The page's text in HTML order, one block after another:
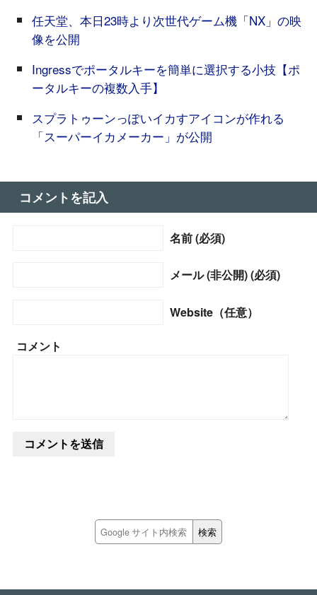
任天堂、本日23時より次世代ゲーム機「NX」の映
像を公開
Ingressでポータルキーを簡単に選択する小技【ポ
ータルキーの複数入手】
スプラトゥーンっぽいイカすアイコンが作れる
「スーパーイカメーカー」が公開
コメントを記入
名前 (必須)
メール (非公開) (必須)
Website（任意）
コメント